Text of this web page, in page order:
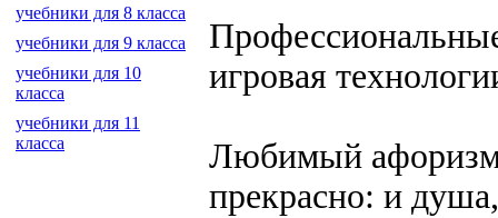
учебники для 8 класса
учебники для 9 класса
учебники для 10
класса
учебники для 11
класса
игровая
Любимый
прекрасно: и